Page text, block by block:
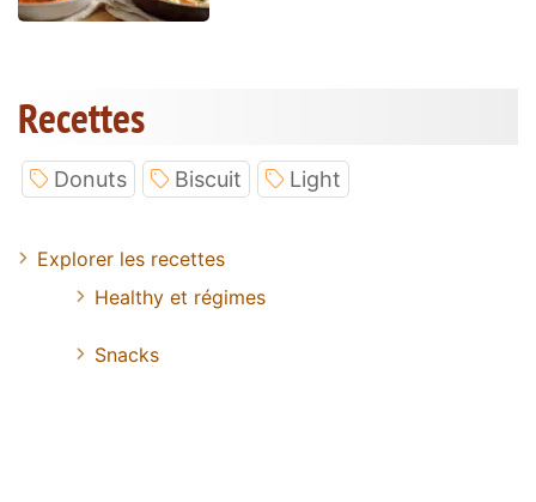
Recettes
Donuts Biscuit Light
Explorer les recettes
Healthy et régimes
Snacks